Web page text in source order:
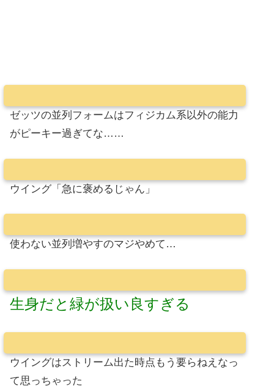
ゼッツの並列フォームはフィジカム系以外の能力
がピーキー過ぎてな……
ウイング「急に褒めるじゃん」
使わない並列増やすのマジやめて…
生身だと緑が扱い良すぎる
ウイングはストリーム出た時点もう要らねえなっ
て思っちゃった